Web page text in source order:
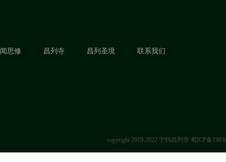
闻思修 昌列寺 昌列圣境 联系我们
copyright 2019-2022 宁玛昌列寺 蜀ICP备